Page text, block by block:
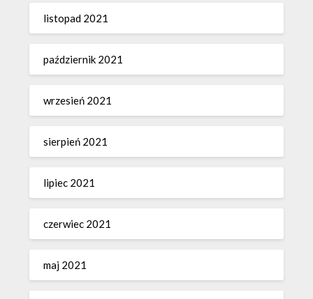
listopad 2021
październik 2021
wrzesień 2021
sierpień 2021
lipiec 2021
czerwiec 2021
maj 2021